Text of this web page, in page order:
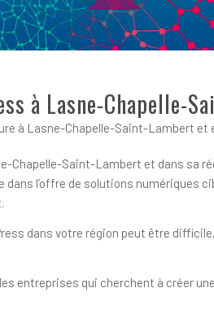
à Lasne-Chapelle-
à Lasne-Chapelle-Saint-Lambert et
Chapelle-Saint-Lambert et dans sa
l’offre de solutions numériques
.
dans votre région peut être
entreprises qui cherchent à créer